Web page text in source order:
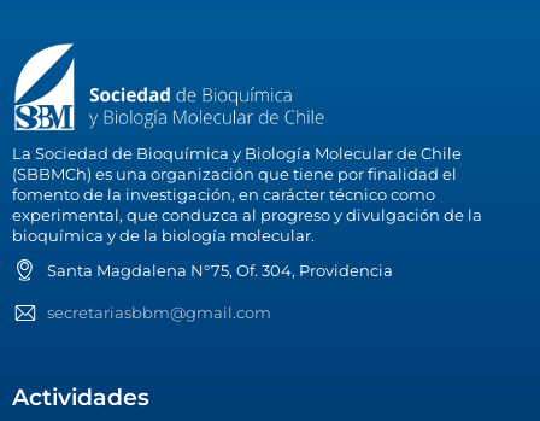
La Sociedad de Bioquímica y Biología Molecular de Chile
(SBBMCh) es una organización que tiene por finalidad el
fomento de la investigación, en carácter técnico como
experimental, que conduzca al progreso y divulgación de la
bioquímica y de la biología molecular.
Santa Magdalena N°75, Of. 304, Providencia
secretariasbbm@gmail.com
Actividades